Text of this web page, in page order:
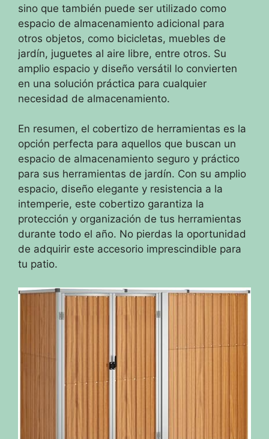
sino que también puede ser utilizado como
espacio de almacenamiento adicional para
otros objetos, como bicicletas, muebles de
jardín, juguetes al aire libre, entre otros. Su
amplio espacio y diseño versátil lo convierten
en una solución práctica para cualquier
necesidad de almacenamiento.
En resumen, el cobertizo de herramientas es la
opción perfecta para aquellos que buscan un
espacio de almacenamiento seguro y práctico
para sus herramientas de jardín. Con su amplio
espacio, diseño elegante y resistencia a la
intemperie, este cobertizo garantiza la
protección y organización de tus herramientas
durante todo el año. No pierdas la oportunidad
de adquirir este accesorio imprescindible para
tu patio.